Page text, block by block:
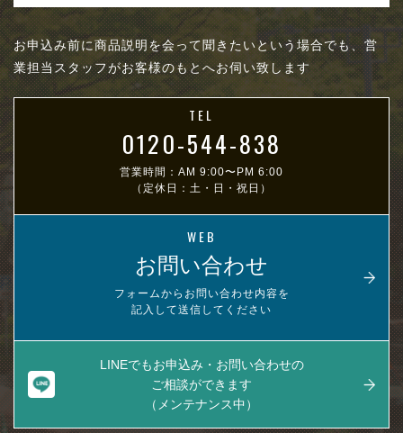
お申込み前に商品説明を会って聞きたいという場合でも、営
業担当スタッフがお客様のもとへお伺い致します
TEL
0120-544-838
営業時間：AM 9:00〜PM 6:00
（定休日：土・日・祝日）
WEB
お問い合わせ
フォームからお問い合わせ内容を
記入して送信してください
LINEでもお申込み・お問い合わせの
ご相談ができます
（メンテナンス中）